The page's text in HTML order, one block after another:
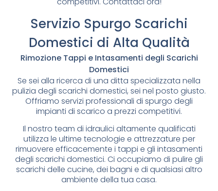
Servizio Spurgo Scarichi
Domestici di Alta Qualità
Rimozione Tappi e Intasamenti degli Scarichi
Domestici
Se sei alla ricerca di una ditta specializzata nella
pulizia degli scarichi domestici, sei nel posto giusto.
Offriamo servizi professionali di spurgo degli
impianti di scarico a prezzi competitivi.
Il nostro team di idraulici altamente qualificati
utilizza le ultime tecnologie e attrezzature per
rimuovere efficacemente i tappi e gli intasamenti
degli scarichi domestici. Ci occupiamo di pulire gli
scarichi delle cucine, dei bagni e di qualsiasi altro
ambiente della tua casa.